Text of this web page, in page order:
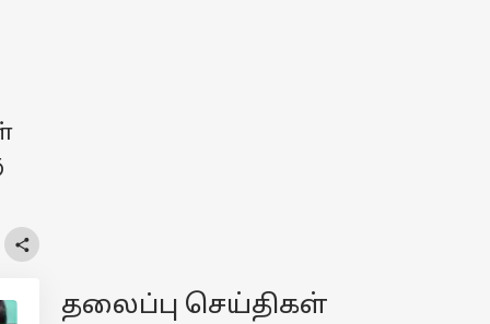
தலைப்பு செய்திகள்